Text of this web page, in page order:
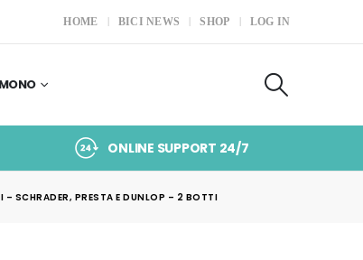
HOME BICI NEWS SHOP LOG IN
MONO
ONLINE SUPPORT 24/7
SCHRADER, PRESTA E DUNLOP – 2 BOTTI